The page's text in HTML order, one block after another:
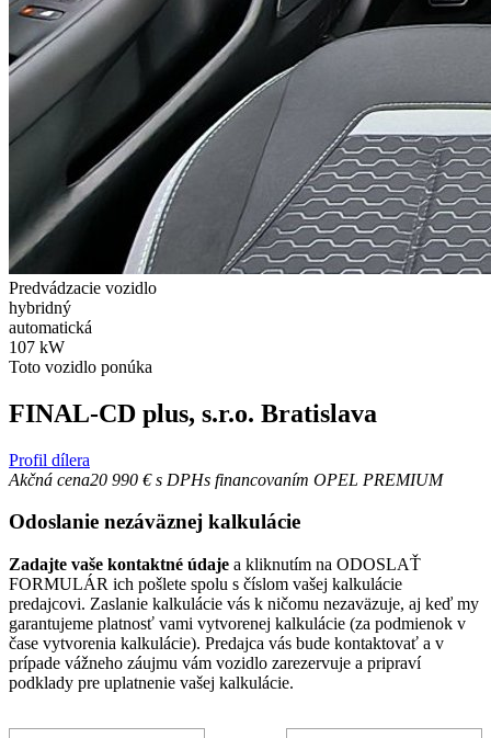
Predvádzacie vozidlo
hybridný
automatická
107 kW
Toto vozidlo ponúka
FINAL-CD plus, s.r.o. Bratislava
Profil dílera
Akčná cena20 990 €s DPHs financovaním OPEL PREMIUM
Odoslanie nezáväznej kalkulácie
Zadajte vaše kontaktné údaje a kliknutím na ODOSLAŤ
FORMULÁR ich pošlete spolu s číslom vašej kalkulácie
predajcovi. Zaslanie kalkulácie vás k ničomu nezaväzuje, aj keď my
garantujeme platnosť vami vytvorenej kalkulácie (za podmienok v
čase vytvorenia kalkulácie). Predajca vás bude kontaktovať a v
prípade vážneho záujmu vám vozidlo zarezervuje a pripraví
podklady pre uplatnenie vašej kalkulácie.